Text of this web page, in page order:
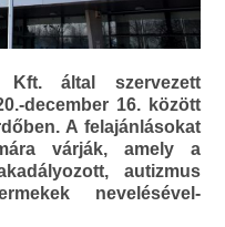
által szervezett
december 16. között
A felajánlásokat
várják, amely a
autizmus
nevelésével-